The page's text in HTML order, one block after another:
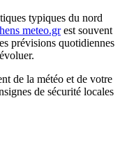
typiques du nord
meteo.grest souvent
prévisions quotidiennes
de la météo et de votre
de sécurité locales